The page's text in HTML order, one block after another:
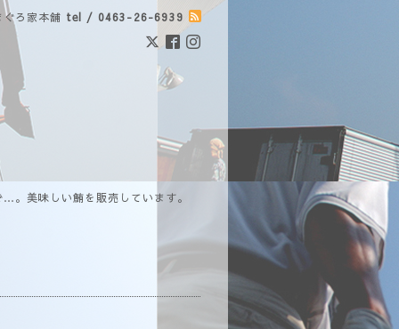
ぐろ家本舗 tel / 0463-26-6939
。美味しい鮪を販売しています。